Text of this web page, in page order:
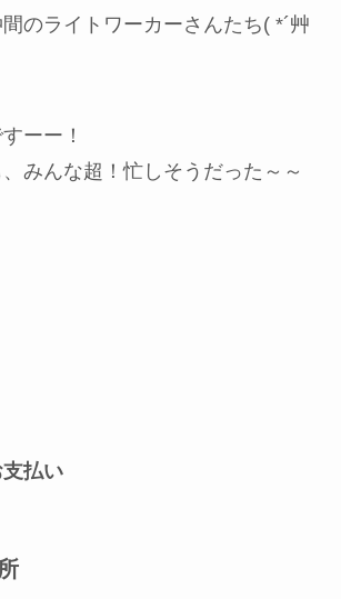
のライトワーカーさんたち( *´艸
ーー！
、みんな超！忙しそうだった～～
払い